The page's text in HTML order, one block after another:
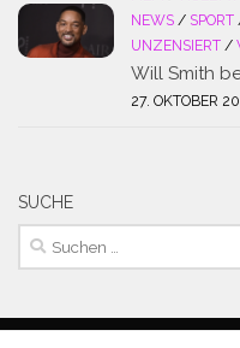
NEWS / SPORT
UNZENSIERT /
Will Smith
27. OKTOBER
SUCHE
Suchen
nach: